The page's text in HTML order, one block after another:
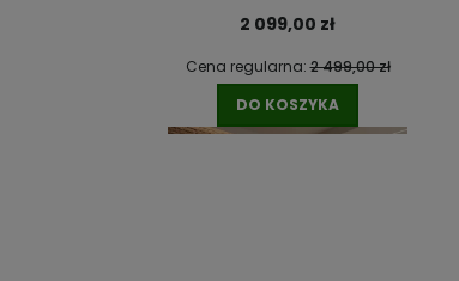
2 099,00 zł
Cena regularna:2 499,00 zł
DO KOSZYKA